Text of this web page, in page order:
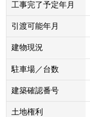
工事完了予定年月
引渡可能年月
建物現況
駐車場／台数
建築確認番号
土地権利